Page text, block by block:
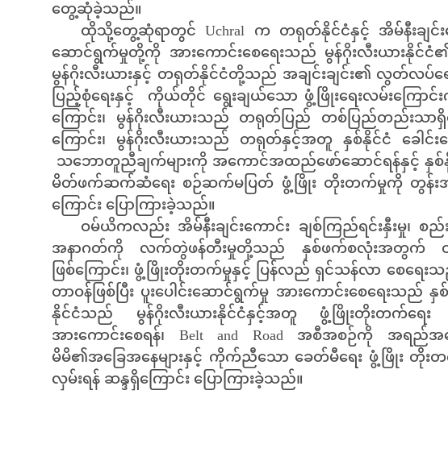
တွေ့ဆုံခဲ့သည်။
ထိုသို့တွေ့ဆုံရာတွင် Uchral က တရုတ်နိုင်ငံနှင့် အိမ်နီးချင်းက
ဆောင်ရွက်မှုတို့ကို အားကောင်းစေရေးသည် မွန်ဂိုးလီးယားနိုင်ငံ၏
မွန်ဂိုးလီးယားနှင့် တရုတ်နိုင်ငံတို့သည် အချင်းချင်း၏ လွတ်လပ်ရ
ပြည့်စုံရေးနှင့် ကိုယ်တိုင် ရွေးချယ်သော ဖွံ့ဖြိုးရေးလမ်းကြော
ကြောင်း၊ မွန်ဂိုးလီးယားသည် တရုတ်ပြည် တစ်ပြည်တည်းသာ
ကြောင်း၊ မွန်ဂိုးလီးယားသည် တရုတ်နှင့်အတူ နှစ်နိုင်ငံ ခေါင်းဆ
သဘောတူညီချက်များကို အကောင်အထည်ဖော်ဆောင်ရန်နှင့် နှ
မိတ်ဖက်ဆက်ဆံရေး စဉ်ဆက်မပြတ် ဖွံ့ဖြိုး တိုးတက်မှုကို တွန်း
ကြောင်း ပြောကြားခဲ့သည်။
ဝမ်ယိကလည်း အိမ်နီးချင်းကောင်း ချစ်ကြည်ရင်းနှီးမှု၊
အနာဂတ်ကို လက်တွဲဖန်တီးမှုတို့သည် နှစ်ဖက်စလုံးအတွက် တ
ဖြစ်ကြောင်း၊ ဖွံ့ဖြိုးတိုးတက်မှုနှင့် ပြန်လည် ရှင်သန်လာ စေ
တာဝန်ဖြစ်ပြီး ပူးပေါင်းဆောင်ရွက်မှု အားကောင်းစေရေးသ
နိုင်ငံသည် မွန်ဂိုးလီးယားနိုင်ငံနှင့်အတူ ဖွံ့ဖြိုးတိုးတက်ရေ
အားကောင်းစေရန်၊ Belt and Road အစီအစဉ်ကို အရည်အ
မိမိ၏အခြေအနေများနှင့် ကိုက်ညီသော ခေတ်မီရေး ဖွံ့ဖြိုး တိုး
လှမ်းရန် ဆန္ဒရှိကြောင်း ပြောကြားခဲ့သည်။